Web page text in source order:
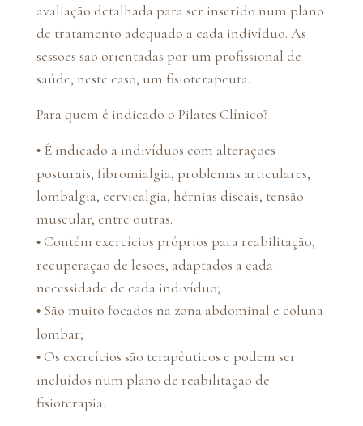
avaliação detalhada para ser inserido num plano
de tratamento adequado a cada indivíduo. As
sessões são orientadas por um profissional de
saúde, neste caso, um fisioterapeuta.
Para quem é indicado o Pilates Clínico?
• É indicado a indivíduos com alterações
posturais, fibromialgia, problemas articulares,
lombalgia, cervicalgia, hérnias discais, tensão
muscular, entre outras.
• Contém exercícios próprios para reabilitação,
recuperação de lesões, adaptados a cada
necessidade de cada indivíduo;
• São muito focados na zona abdominal e coluna
lombar;
• Os exercícios são terapêuticos e podem ser
incluídos num plano de reabilitação de
fisioterapia.